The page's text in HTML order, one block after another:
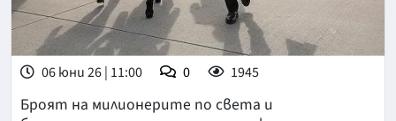
06 юни 26 | 11:00 0 1945
Броят на милионерите по света и